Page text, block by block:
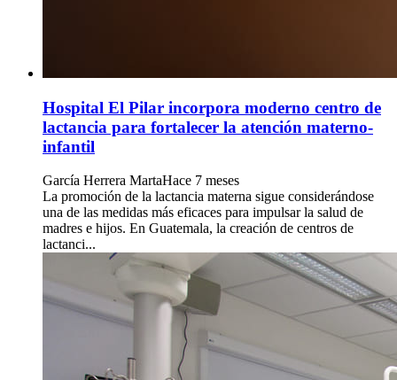
Hospital El Pilar incorpora moderno centro de
lactancia para fortalecer la atención materno-
infantil
García Herrera MartaHace 7 meses
La promoción de la lactancia materna sigue considerándose
una de las medidas más eficaces para impulsar la salud de
madres e hijos. En Guatemala, la creación de centros de
lactanci...